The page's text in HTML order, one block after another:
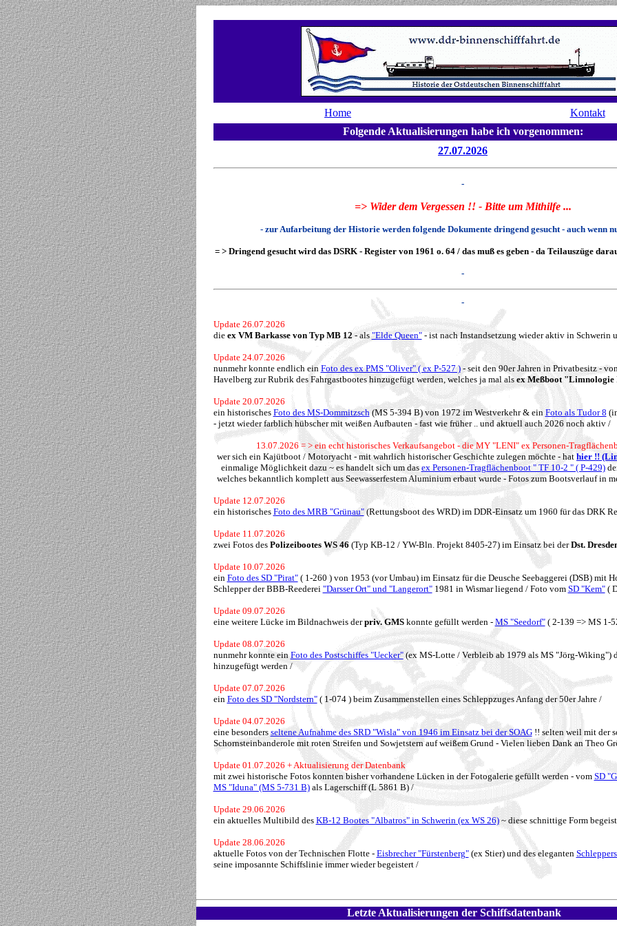
Home
Kontakt
Folgende Aktualisierungen habe ich vorgenommen:
27.07.2026
-
=> Wider dem Vergessen !! - Bitte um Mithilfe ...
- zur Aufarbeitung der Historie werden folgende Dokumente dringend gesucht - auch wenn
= > Dringend gesucht wird das DSRK - Register von 1961 o. 64 / das muß es geben - da Teilauszüge
-
-
Update 26.07.2026
die ex VM Barkasse von Typ MB 12 - als "Elde Queen"- ist nach Instandsetzung wieder aktiv in Schwerin
Update 24.07.2026
nunmehr konnte endlich ein Foto des ex PMS "Oliver" ( ex P-527 )- seit den 90er Jahren in Privatbesitz -
Havelberg zur Rubrik des Fahrgastbootes hinzugefügt werden, welches ja mal als ex Meßboot
Update 20.07.2026
ein historisches Foto des MS-Dommitzsch (MS 5-394 B) von 1972 im Westverkehr & ein Foto als Tudor 8
- jetzt wieder farblich hübscher mit weißen Aufbauten - fast wie früher .. und aktuell auch 2026 noch aktiv /
13.07.2026 = > ein echt historisches Verkaufsangebot - die MY "LENI" ex Personen-
wer sich ein Kajütboot / Motoryacht - mit wahrlich historischer Geschichte zulegen möchte - hat hier !!
einmalige Möglichkeit dazu ~ es handelt sich um das ex Personen-Tragflächenboot " TF 10-2 " ( P-429)
welches bekanntlich komplett aus Seewasserfestem Aluminium erbaut wurde - Fotos zum Bootsverlauf in
Update 12.07.2026
ein historisches Foto des MRB "Grünau"(Rettungsboot des WRD) im DDR-Einsatz um 1960 für das DRK
Update 11.07.2026
zwei Fotos des Polizeibootes WS 46 (Typ KB-12 / YW-Bln. Projekt 8405-27) im Einsatz bei derDst.
Update 10.07.2026
ein Foto des SD "Pirat"( 1-260 ) von 1953 (vor Umbau) im Einsatz für die Deusche Seebaggerei (DSB) mit
Schlepper der BBB-Reederei "Darsser Ort" und "Langerort"1981 in Wismar liegend / Foto vom SD "Kem"(
Update 09.07.2026
eine weitere Lücke im Bildnachweis derpriv. GMSkonnte gefüllt werden - MS "Seedorf"( 2-139 => MS 1-
Update 08.07.2026
nunmehr konnte ein Foto des Postschiffes "Uecker"(ex MS-Lotte / Verbleib ab 1979 als MS "Jörg-Wiking")
hinzugefügt werden /
Update 07.07.2026
ein Foto des SD "Nordstern"( 1-074 ) beim Zusammenstellen eines Schleppzuges Anfang der 50er Jahre /
Update 04.07.2026
eine besonders seltene Aufnahme des SRD "Wisla" von 1946 im Einsatz bei der SOAG!! selten weil mit der
Schornsteinbanderole mit roten Streifen und Sowjetstern auf weißem Grund - Vielen lieben Dank an Theo
Update 01.07.2026 + Aktualisierung der Datenbank
mit zwei historische Fotos konnten bisher vorhandene Lücken in der Fotogalerie gefüllt werden - vom SD
MS "Iduna" (MS 5-731 B)als Lagerschiff (L 5861 B) /
Update 29.06.2026
ein aktuelles Multibild des KB-12 Bootes "Albatros" in Schwerin (ex WS 26)~ diese schnittige Form
Update 28.06.2026
aktuelle Fotos von der Technischen Flotte - Eisbrecher "Fürstenberg"(ex Stier) und des eleganten
seine imposannte Schiffslinie immer wieder begeistert /
Letzte Aktualisierungen der Schiffsdatenbank